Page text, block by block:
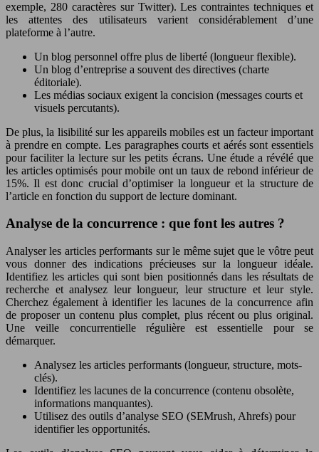
exemple, 280 caractères sur Twitter). Les contraintes techniques et
les attentes des utilisateurs varient considérablement d’une
plateforme à l’autre.
Un blog personnel offre plus de liberté (longueur flexible).
Un blog d’entreprise a souvent des directives (charte
éditoriale).
Les médias sociaux exigent la concision (messages courts et
visuels percutants).
De plus, la lisibilité sur les appareils mobiles est un facteur important
à prendre en compte. Les paragraphes courts et aérés sont essentiels
pour faciliter la lecture sur les petits écrans. Une étude a révélé que
les articles optimisés pour mobile ont un taux de rebond inférieur de
15%. Il est donc crucial d’optimiser la longueur et la structure de
l’article en fonction du support de lecture dominant.
Analyse de la concurrence : que font les autres ?
Analyser les articles performants sur le même sujet que le vôtre peut
vous donner des indications précieuses sur la longueur idéale.
Identifiez les articles qui sont bien positionnés dans les résultats de
recherche et analysez leur longueur, leur structure et leur style.
Cherchez également à identifier les lacunes de la concurrence afin
de proposer un contenu plus complet, plus récent ou plus original.
Une veille concurrentielle régulière est essentielle pour se
démarquer.
Analysez les articles performants (longueur, structure, mots-
clés).
Identifiez les lacunes de la concurrence (contenu obsolète,
informations manquantes).
Utilisez des outils d’analyse SEO (SEMrush, Ahrefs) pour
identifier les opportunités.